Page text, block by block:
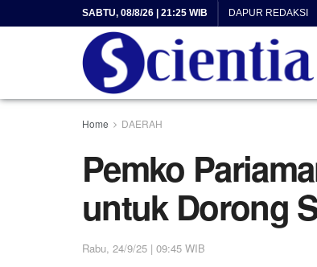
SABTU, 08/8/26 | 21:25 WIB DAPUR REDAKSI
Home DAERAH
Pemko
untuk Dorong
Rabu, 24/9/25 | 09:45 WIB